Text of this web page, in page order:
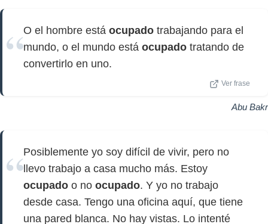
O el hombre está ocupado trabajando para el
mundo, o el mundo está ocupado tratando de
convertirlo en uno.
Ver frase
Abu Bakr
Posiblemente yo soy difícil de vivir, pero no
llevo trabajo a casa mucho más. Estoy
ocupado o no ocupado. Y yo no trabajo
desde casa. Tengo una oficina aquí, que tiene
una pared blanca. No hay vistas. Lo intenté